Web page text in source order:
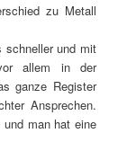
zu Metall
schneller und mit
allem in der
ganze Register
Ansprechen.
man hat eine